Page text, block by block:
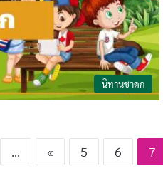
นิทานชาดก
... « 5 6 7